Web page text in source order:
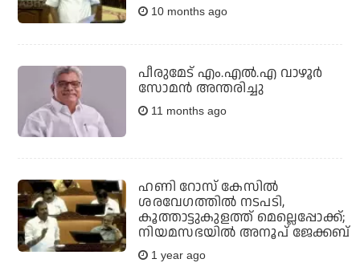
10 months ago
പീരുമേട് എം.എൽ.എ വാഴൂർ
സോമൻ അന്തരിച്ചു
11 months ago
ഹണി റോസ് കേസിൽ
ശരവേഗത്തിൽ നടപടി,
കൂത്താട്ടുകുളത്ത് മെല്ലെപ്പോക്ക്;
നിയമസഭയില്‍ അനൂപ് ജേക്കബ്
1 year ago